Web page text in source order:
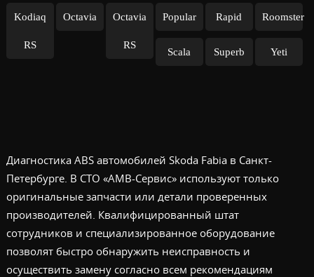
Kodiaq
RS
Octavia Octavia
RS
Popular Rapid Roomster
Scala Superb Yeti
Диагностика ABS автомобилей Skoda Fabia в Санкт-
Петербурге. В СТО «АМВ-Сервис» используют только
оригинальные запчасти или детали проверенных
производителей. Квалифицированный штат
сотрудников и специализированное оборудование
позволят быстро обнаружить неисправность и
осуществить замену согласно всем рекомендациям